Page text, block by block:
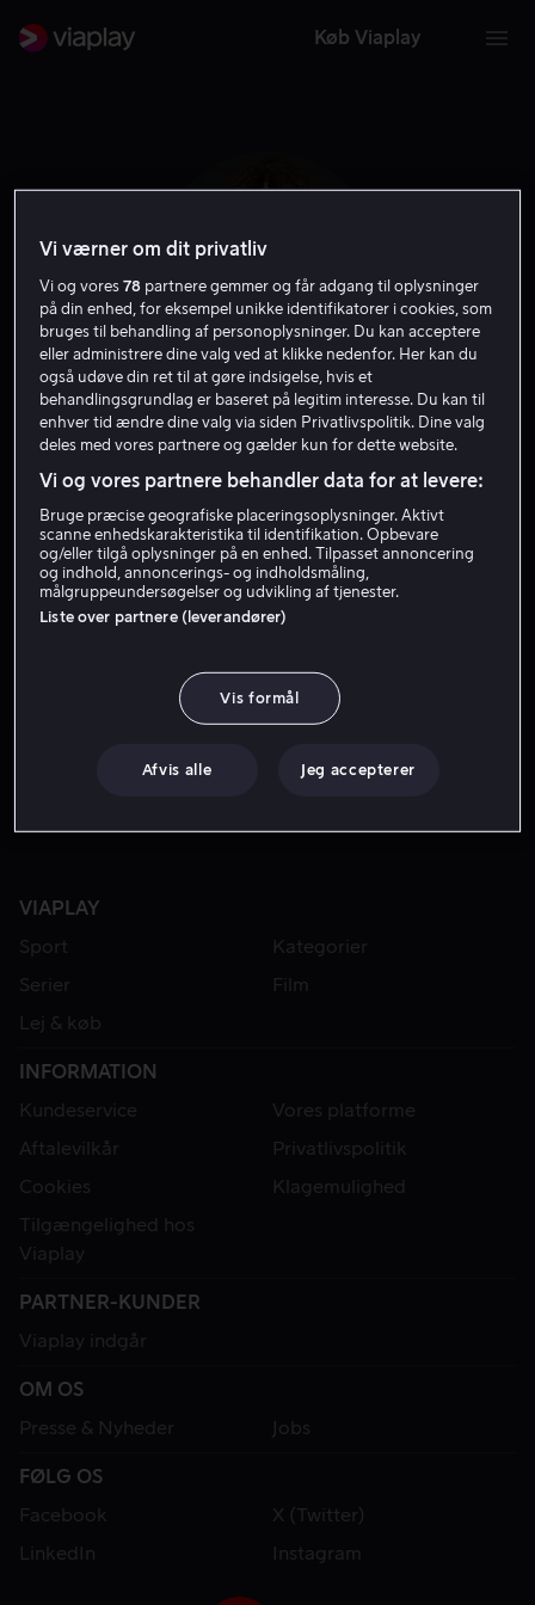
Køb Viaplay
Sarah Fisher
Skuespiller
VIAPLAY
Sport
Kategorier
Serier
Film
Lej & køb
INFORMATION
Kundeservice
Vores platforme
Aftalevilkår
Privatlivspolitik
Cookies
Klagemulighed
Tilgængelighed hos
Viaplay
PARTNER-KUNDER
Viaplay indgår
OM OS
Presse & Nyheder
Jobs
FØLG OS
Facebook
X (Twitter)
LinkedIn
Instagram
Vi værner om dit privatliv
Vi og vores78 partnere gemmer og får adgang til oplysninger
på din enhed, for eksempel unikke identifikatorer i cookies, som
bruges til behandling af personoplysninger. Du kan acceptere
eller administrere dine valg ved at klikke nedenfor. Her kan du
også udøve din ret til at gøre indsigelse, hvis et
behandlingsgrundlag er baseret på legitim interesse. Du kan til
enhver tid ændre dine valg via siden Privatlivspolitik. Dine valg
deles med vores partnere og gælder kun for dette website.
Vi og vores partnere behandler data for at levere:
Bruge præcise geografiske placeringsoplysninger. Aktivt
scanne enhedskarakteristika til identifikation. Opbevare
og/eller tilgå oplysninger på en enhed. Tilpasset annoncering
og indhold, annoncerings- og indholdsmåling,
målgruppeundersøgelser og udvikling af tjenester.
Liste over partnere (leverandører)
Vis formål
Afvis alle Jeg accepterer